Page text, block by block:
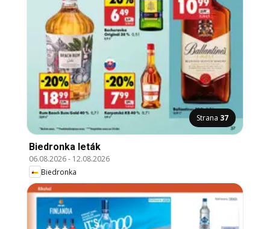
Strana 37
Biedronka leták
06.08.2026- 12.08.2026
Biedronka